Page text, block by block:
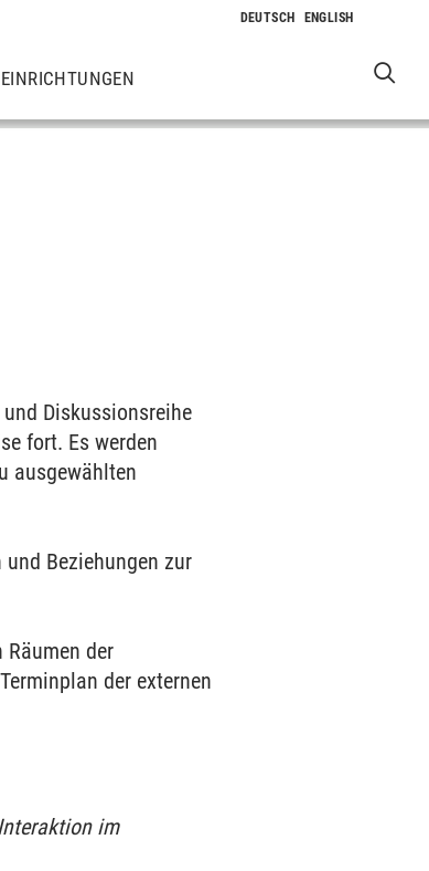
EINRICHTUNGEN
Diskussionsreihe
fort. Es werden
ausgewählten
Beziehungen zur
der
der externen
im